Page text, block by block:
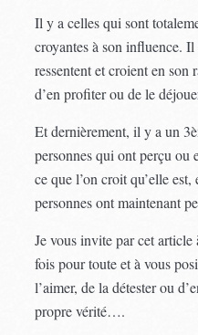
Il y a celles qui sont
croyantes à son influence.
ressentent et croient en son
d’en profiter ou de le
Et dernièrement, il y a un
personnes qui ont perçu ou
ce que l’on croit qu’elle
personnes ont maintenant
Je vous invite par cet
fois pour toute et à vous
l’aimer, de la détester ou
propre vérité….